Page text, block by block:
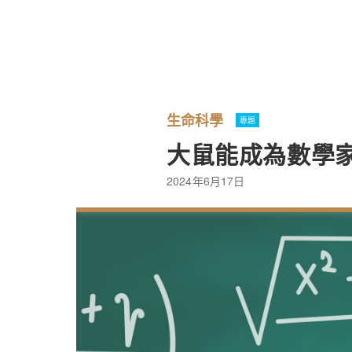
生命科學 專題
大鼠能成為數學
2024年6月17日